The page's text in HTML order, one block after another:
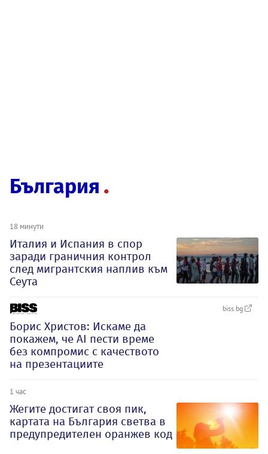
България
18 минути
Италия и Испания в спор
заради граничния контрол
след мигрантския наплив към
Сеута
biss.bg
Борис Христов: Искаме да
покажем, че АI пести време
без компромис с качеството
на презентациите
1 час
Жегите достигат своя пик,
картата на България светва в
предупредителен оранжев код